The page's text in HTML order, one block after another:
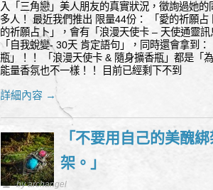
入「三角戀」美人朋友的真實狀況，徵詢過她
多人！ 最近我們推出 限量44份： 「愛的祈願
的祈願占卜」，會有「浪漫天使卡 – 天使通靈
「自我蛻變- 30天 肯定語句」，同時還會拿到
瓶」！！ 「浪漫天使卡 & 隨身擴香瓶」都是「
能量香氛也不一樣！！ 目前已經剩下不到
詳細內容 →
「不要用自己的美醜
架。」
by archangel